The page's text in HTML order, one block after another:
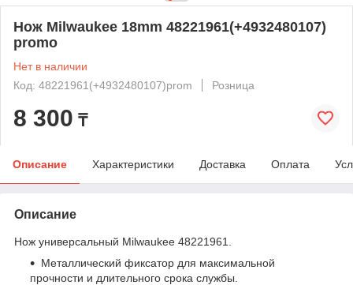
Нож Milwaukee 18mm 48221961(+4932480107)
promo
Нет в наличии
Код: 48221961(+4932480107)prom
Розница
8 300 ₸
Описание Характеристики Доставка Оплата
Описание
Нож универсальный Milwaukee 48221961.
Металлический фиксатор для максимальной
прочности и длительного срока службы.